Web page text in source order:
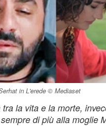
in L'erede © Mediaset
la vita e la morte,
di più alla moglie